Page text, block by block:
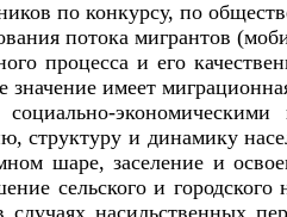
по конкурсу, по
потока мигрантов
процесса и его
имеет
структуру и динамику
шаре, заселение и
сельского и
насильственных